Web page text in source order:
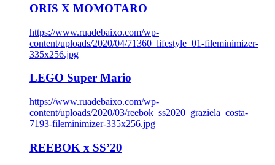
ORIS X MOMOTARO
https://www.ruadebaixo.com/wp-
content/uploads/2020/04/71360_lifestyle_01-fileminimizer-
335x256.jpg
LEGO Super Mario
https://www.ruadebaixo.com/wp-
content/uploads/2020/03/reebok_ss2020_graziela_costa-
7193-fileminimizer-335x256.jpg
REEBOK x SS’20